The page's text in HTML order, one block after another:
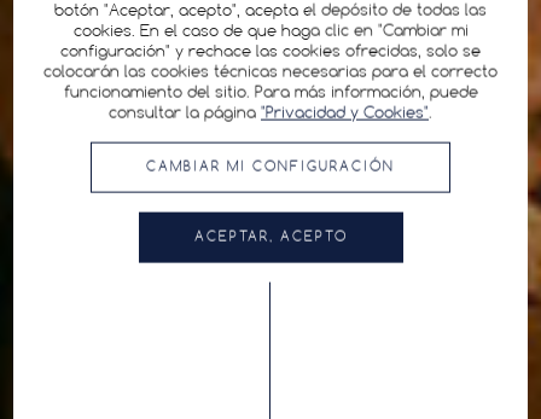
botón "Aceptar, acepto", acepta el depósito de todas las
cookies. En el caso de que haga clic en "Cambiar mi
configuración" y rechace las cookies ofrecidas, solo se
colocarán las cookies técnicas necesarias para el correcto
funcionamiento del sitio. Para más información, puede
consultar la página "Privacidad y Cookies".
CAMBIAR MI CONFIGURACIÓN
ACEPTAR, ACEPTO